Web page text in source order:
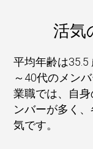
活気
平均年齢は
～40代のメン
業職では、自
ンバーが多く
気です。